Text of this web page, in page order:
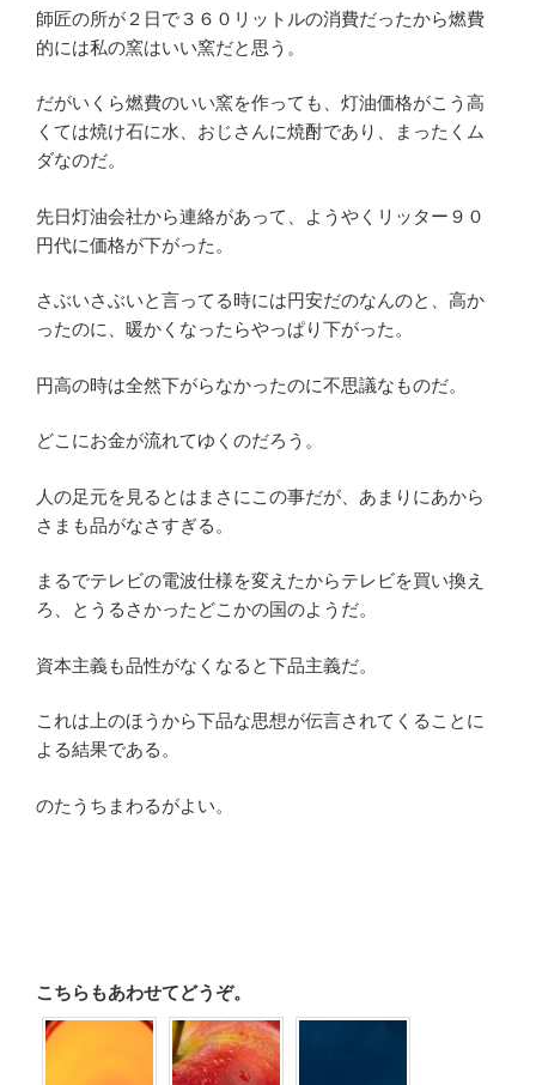
師匠の所が２日で３６０リットルの消費だったから燃費
的には私の窯はいい窯だと思う。
だがいくら燃費のいい窯を作っても、灯油価格がこう高
くては焼け石に水、おじさんに焼酎であり、まったくム
ダなのだ。
先日灯油会社から連絡があって、ようやくリッター９０
円代に価格が下がった。
さぶいさぶいと言ってる時には円安だのなんのと、高か
ったのに、暖かくなったらやっぱり下がった。
円高の時は全然下がらなかったのに不思議なものだ。
どこにお金が流れてゆくのだろう。
人の足元を見るとはまさにこの事だが、あまりにあから
さまも品がなさすぎる。
まるでテレビの電波仕様を変えたからテレビを買い換え
ろ、とうるさかったどこかの国のようだ。
資本主義も品性がなくなると下品主義だ。
これは上のほうから下品な思想が伝言されてくることに
よる結果である。
のたうちまわるがよい。
こちらもあわせてどうぞ。